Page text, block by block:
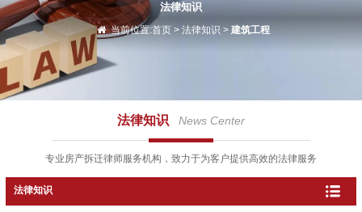
法律知识
当前位置:首页> 法律知识 > 建筑工程
法律知识 News Center
专业房产拆迁律师服务机构，致力于为客户提供高效的法律服务
法律知识